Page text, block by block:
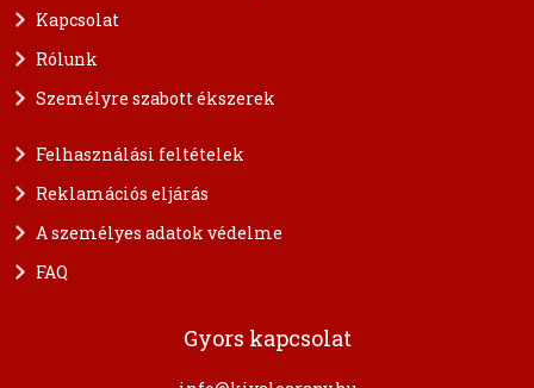
Kapcsolat
Rólunk
Személyre szabott ékszerek
Felhasználási feltételek
Reklamációs eljárás
A személyes adatok védelme
FAQ
Gyors kapcsolat